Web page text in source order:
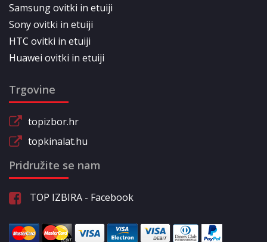
Samsung ovitki in etuiji
Sony ovitki in etuiji
HTC ovitki in etuiji
Huawei ovitki in etuiji
Trgovine
topizbor.hr
topkinalat.hu
Pridružite se nam
TOP IZBIRA - Facebook